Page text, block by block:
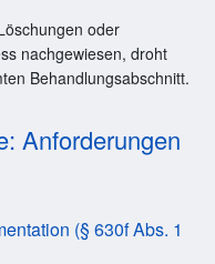
oder
nachgewiesen, droht
Behandlungsabschnitt.
Anforderungen
(§ 630f Abs. 1